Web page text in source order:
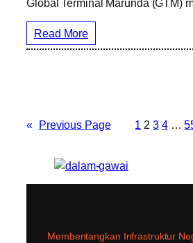
Global Terminal Marunda (GTM)
Read More
« Previous Page 1 2 3 4 …
Membentangkan Infrastruktur